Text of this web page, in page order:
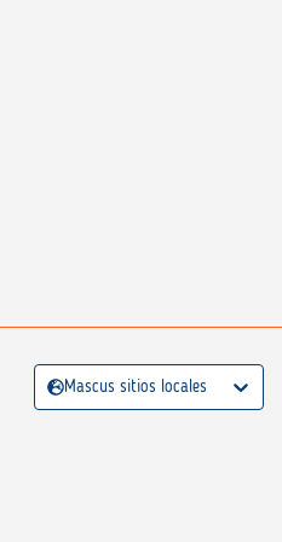
Mascus sitios locales